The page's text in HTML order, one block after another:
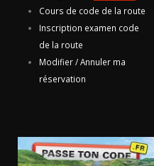
Cours de code de la route
Inscription examen code
de la route
Modifier / Annuler ma
réservation